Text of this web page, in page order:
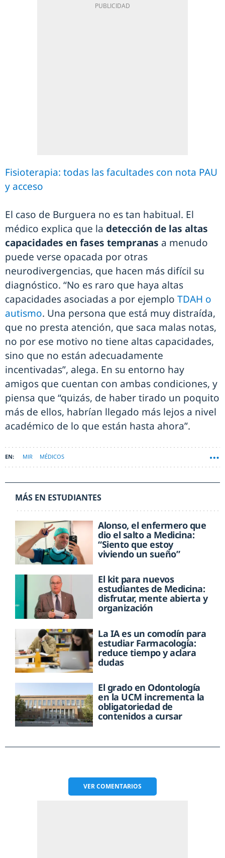
Fisioterapia: todas las facultades con nota PAU
y acceso
El caso de Burguera no es tan habitual. El
médico explica que la detección de las altas
capacidades en fases tempranas a menudo
puede verse opacada por otras
neurodivergencias, que hacen más difícil su
diagnóstico. “No es raro que haya altas
capacidades asociadas a por ejemplo TDAH o
autismo. Una persona que está muy distraída,
que no presta atención, que saca malas notas,
no por ese motivo no tiene altas capacidades,
sino que no están adecuadamente
incentivadas”, alega. En su entorno hay
amigos que cuentan con ambas condiciones, y
piensa que “quizás, de haber tirado un poquito
más de ellos, habrían llegado más lejos a nivel
académico de lo que están hasta ahora”.
MIR MÉDICOS
MÁS EN ESTUDIANTES
Alonso, el enfermero que
dio el salto a Medicina:
“Siento que estoy
viviendo un sueño”
El kit para nuevos
estudiantes de Medicina:
disfrutar, mente abierta y
organización
La IA es un comodín para
estudiar Farmacología:
reduce tiempo y aclara
dudas
El grado en Odontología
en la UCM incrementa la
obligatoriedad de
contenidos a cursar
VERCOMENTARIOS